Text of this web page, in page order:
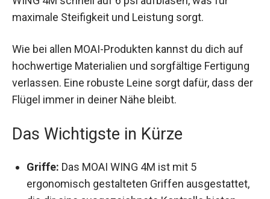
das MOAI WING 4M schnell auf 6 psi aufblasen,
was für maximale Steifigkeit und Leistung sorgt.
Wie bei allen MOAI-Produkten kannst du dich auf
hochwertige Materialien und sorgfältige
Fertigung verlassen. Eine robuste Leine sorgt
dafür, dass der Flügel immer in deiner Nähe
Das Wichtigste in Kürze
Griffe:Das MOAI WING 4M ist mit 5